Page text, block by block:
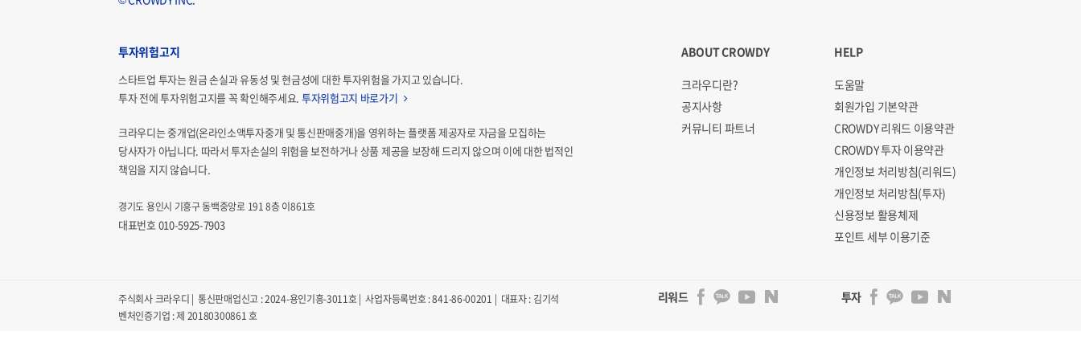
ABOUT CROWDY
크라우디란?
공지사항
커뮤니티 파트너
HELP
도움말
회원가입 기본약관
CROWDY 리워드 이용약관
CROWDY 투자 이용약관
개인정보 처리방침(리워드)
개인정보 처리방침(투자)
신용정보 활용체제
포인트 세부 이용기준
투자위험고지
스타트업 투자는 원금 손실과 유동성 및 현금성에 대한 투자위험을 가지고 있습니다.
투자 전에 투자위험고지를 꼭 확인해주세요. 투자위험고지 바로가기
크라우디는 중개업(온라인소액투자중개 및 통신판매중개)을 영위하는 플랫폼 제공자로 자금을 모집하는
당사자가 아닙니다. 따라서 투자손실의 위험을 보전하거나 상품 제공을 보장해 드리지 않으며 이에 대한 법적인
책임을 지지 않습니다.
경기도 용인시 기흥구 동백중앙로 191 8층 이861호
대표번호 010-5925-7903
리워드 투자
주식회사 크라우디 | 통신판매업신고 : 2024-용인기흥-3011호 | 사업자등록번호 : 841-86-00201 | 대표자 : 김기석
벤처인증기업 : 제 20180300861 호